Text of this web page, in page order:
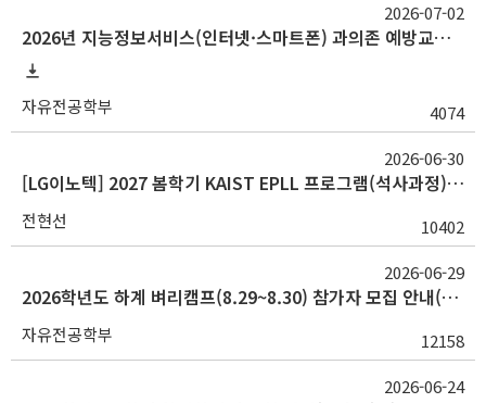
2026년 지능정보서비스(인터넷·스마트폰) 과의존 예방교육 안내
자유전공학부 4074
2026-07-02
[LG이노텍] 2027 봄학기 KAIST EPLL 프로그램(석사과정) 산학장학생 모집
전현선 10402
2026-06-30
2026학년도 하계 벼리캠프(8.29~8.30) 참가자 모집 안내(참가 신청 기한 : 7.6(월) 오전 9시까지)
자유전공학부 12158
2026-06-29
2026-06-24